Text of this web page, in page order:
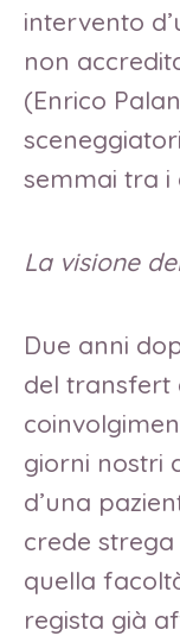
intervento
non
(Enrico
semmai tra i
La visione
Due anni
del transfert
giorni nostri
d’una
crede
quella
regista già